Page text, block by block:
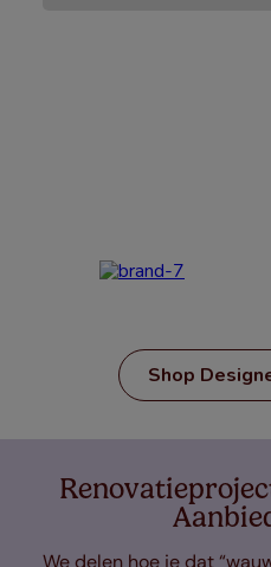
Shop
We delen hoe je dat